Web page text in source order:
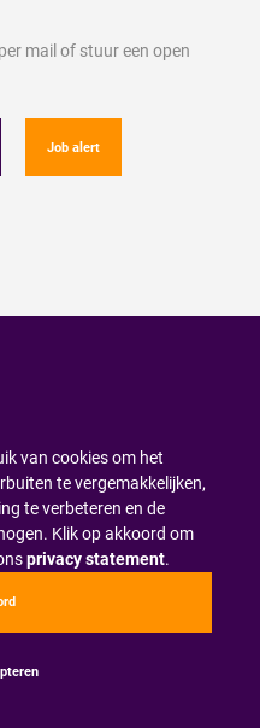
mail of stuur een open
Job alert
van cookies om het
te vergemakkelijken,
te verbeteren en de
Klik op akkoord om
privacy statement.